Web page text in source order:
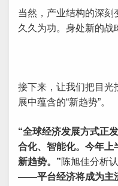
当然，产业结构的深刻
久久为功。身处新的战
接下来，让我们把目光
展中蕴含的“新趋势”。
“全球经济发展方式正
合化、智能化。今年上
新趋势。”陈旭佳分析认
——平台经济将成为主